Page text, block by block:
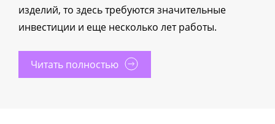
изделий, то здесь требуются значительные
инвестиции и еще несколько лет работы.
Читать полностью